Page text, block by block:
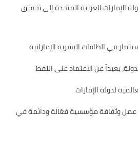
الإمارات العربية المتحدة إلى تحقيق
في الطاقات البشرية الإماراتية
بعيداً عن الاعتماد على النفط
لدولة الإمارات
عمل وثقافة مؤسسية فعّالة ودائمة في